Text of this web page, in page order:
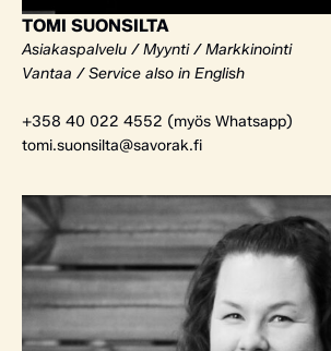
TOMI SUONSILTA
Asiakaspalvelu / Myynti / Markkinointi
Vantaa / Service also in English
+358 40 022 4552 (myös Whatsapp)
tomi.suonsilta@savorak.fi